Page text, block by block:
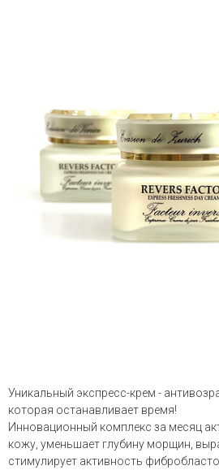
Уникальный экспресс-крем -
которая оcтанавливает время!
Инновационный комплекс за месяц
кожу, уменьшает глубину морщин,
стимулирует активность